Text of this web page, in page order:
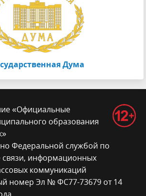
Дума
«Официальные
образования
Федеральной службой по
связи, информационных
коммуникаций
номер Эл № ФС77-73679 от 14